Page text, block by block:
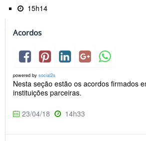
15h14
Acordos
powered by social2s
Nesta seção estão os acordos firmados
instituições parceiras.
23/04/18 14h33